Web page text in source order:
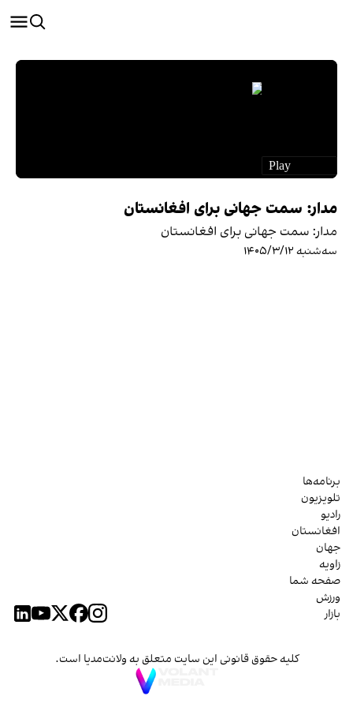
مدار: سمت جهانی برای افغانستان
مدار: سمت جهانی برای افغانستان
سه‌شنبه ۱۴۰۵/۳/۱۲
برنامه‌ها
تلویزیون
رادیو
افغانستان
جهان
زاویه
صفحه شما
ورزش
بازار
کلیه حقوق قانونی این سایت متعلق به ولانت‌مدیا است.